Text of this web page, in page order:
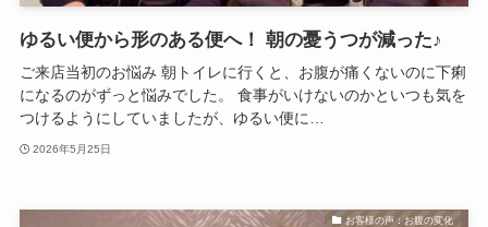
ゆるい便から形のある便へ！ 朝の憂うつが減った♪
ご来店当初のお悩み 朝トイレに行くと、お腹が痛くないのに下痢
になるのがずっと悩みでした。 食事がいけないのかといつも気を
つけるようにしていましたが、ゆるい便に…
2026年5月25日
お客様の声：お腹の変化